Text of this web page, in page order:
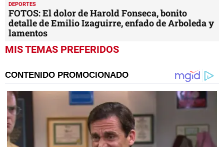
DEPORTES
FOTOS: El dolor de Harold Fonseca, bonito
detalle de Emilio Izaguirre, enfado de Arboleda y
lamentos
MIS TEMAS PREFERIDOS